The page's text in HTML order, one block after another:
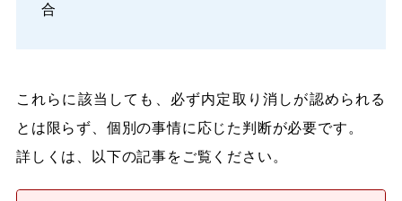
合
これらに該当しても、必ず内定取り消しが認められる
とは限らず、個別の事情に応じた判断が必要です。
詳しくは、以下の記事をご覧ください。